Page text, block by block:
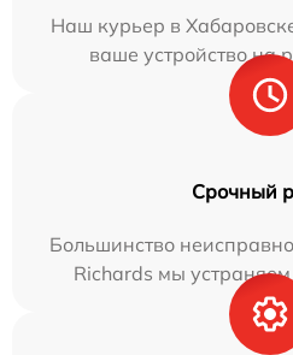
Наш курьер в
ваше устройство на
Срочный
Большинство
Richards мы